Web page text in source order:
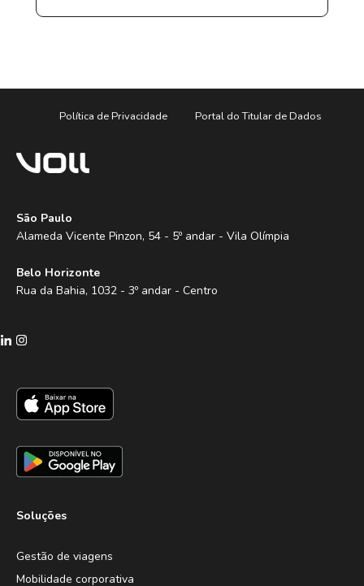
Política de Privacidade Portal do Titular de Dados
São Paulo
Alameda Vicente Pinzon, 54 - 5º andar - Vila Olímpia
Belo Horizonte
Rua da Bahia, 1032 - 3º andar - Centro
Soluções
Gestão de viagens
Mobilidade corporativa